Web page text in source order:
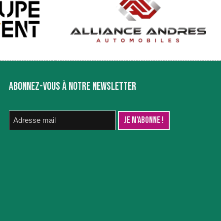
ABONNEZ-VOUS À NOTRE NEWSLETTER